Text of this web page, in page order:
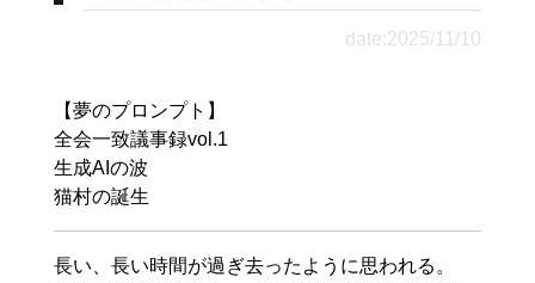
date:2025/11/10
【夢のプロンプト】
全会一致議事録vol.1
生成AIの波
猫村の誕生
長い、長い時間が過ぎ去ったように思われる。